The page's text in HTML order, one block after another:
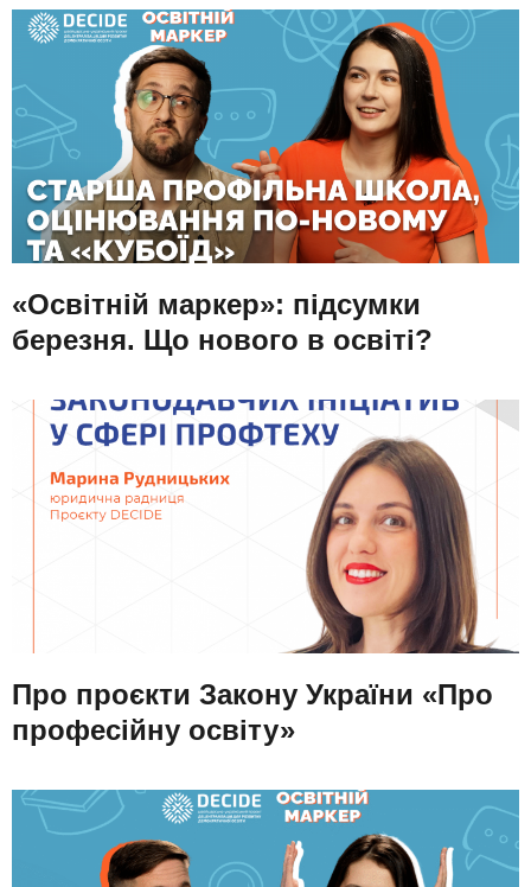
«Освітній маркер»: підсумки
березня. Що нового в освіті?
Про проєкти Закону України «Про
професійну освіту»